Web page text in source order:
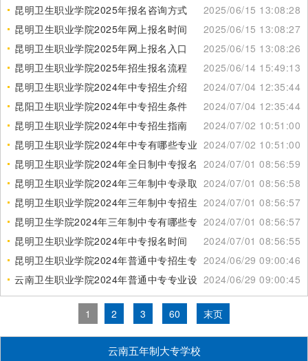
昆明卫生职业学院2025年报名咨询方式
2025/06/15 13:08:28
昆明卫生职业学院2025年网上报名时间
2025/06/15 13:08:27
昆明卫生职业学院2025年网上报名入口
2025/06/15 13:08:26
昆明卫生职业学院2025年招生报名流程
2025/06/14 15:49:13
昆明卫生职业学院2024年中专招生介绍
2024/07/04 12:35:44
昆阳卫生职业学院2024年中专招生条件
2024/07/04 12:35:44
昆明卫生职业学院2024年中专招生指南
2024/07/02 10:51:00
昆明卫生职业学院2024年中专有哪些专业 2024/07/02 10:51:00
昆明卫生职业学院2024年全日制中专报名流程2024/07/01 08:56:59
昆明卫生职业学院2024年三年制中专录取时间2024/07/01 08:56:58
昆明卫生职业学院2024年三年制中专招生专业2024/07/01 08:56:57
昆明卫生学院2024年三年制中专有哪些专业2024/07/01 08:56:57
昆明卫生职业学院2024年中专报名时间
2024/07/01 08:56:55
昆明卫生职业学院2024年普通中专招生专业2024/06/29 09:00:46
云南卫生职业学院2024年普通中专专业设置2024/06/29 09:00:45
1 2 3 60 末页
云南五年制大专学校